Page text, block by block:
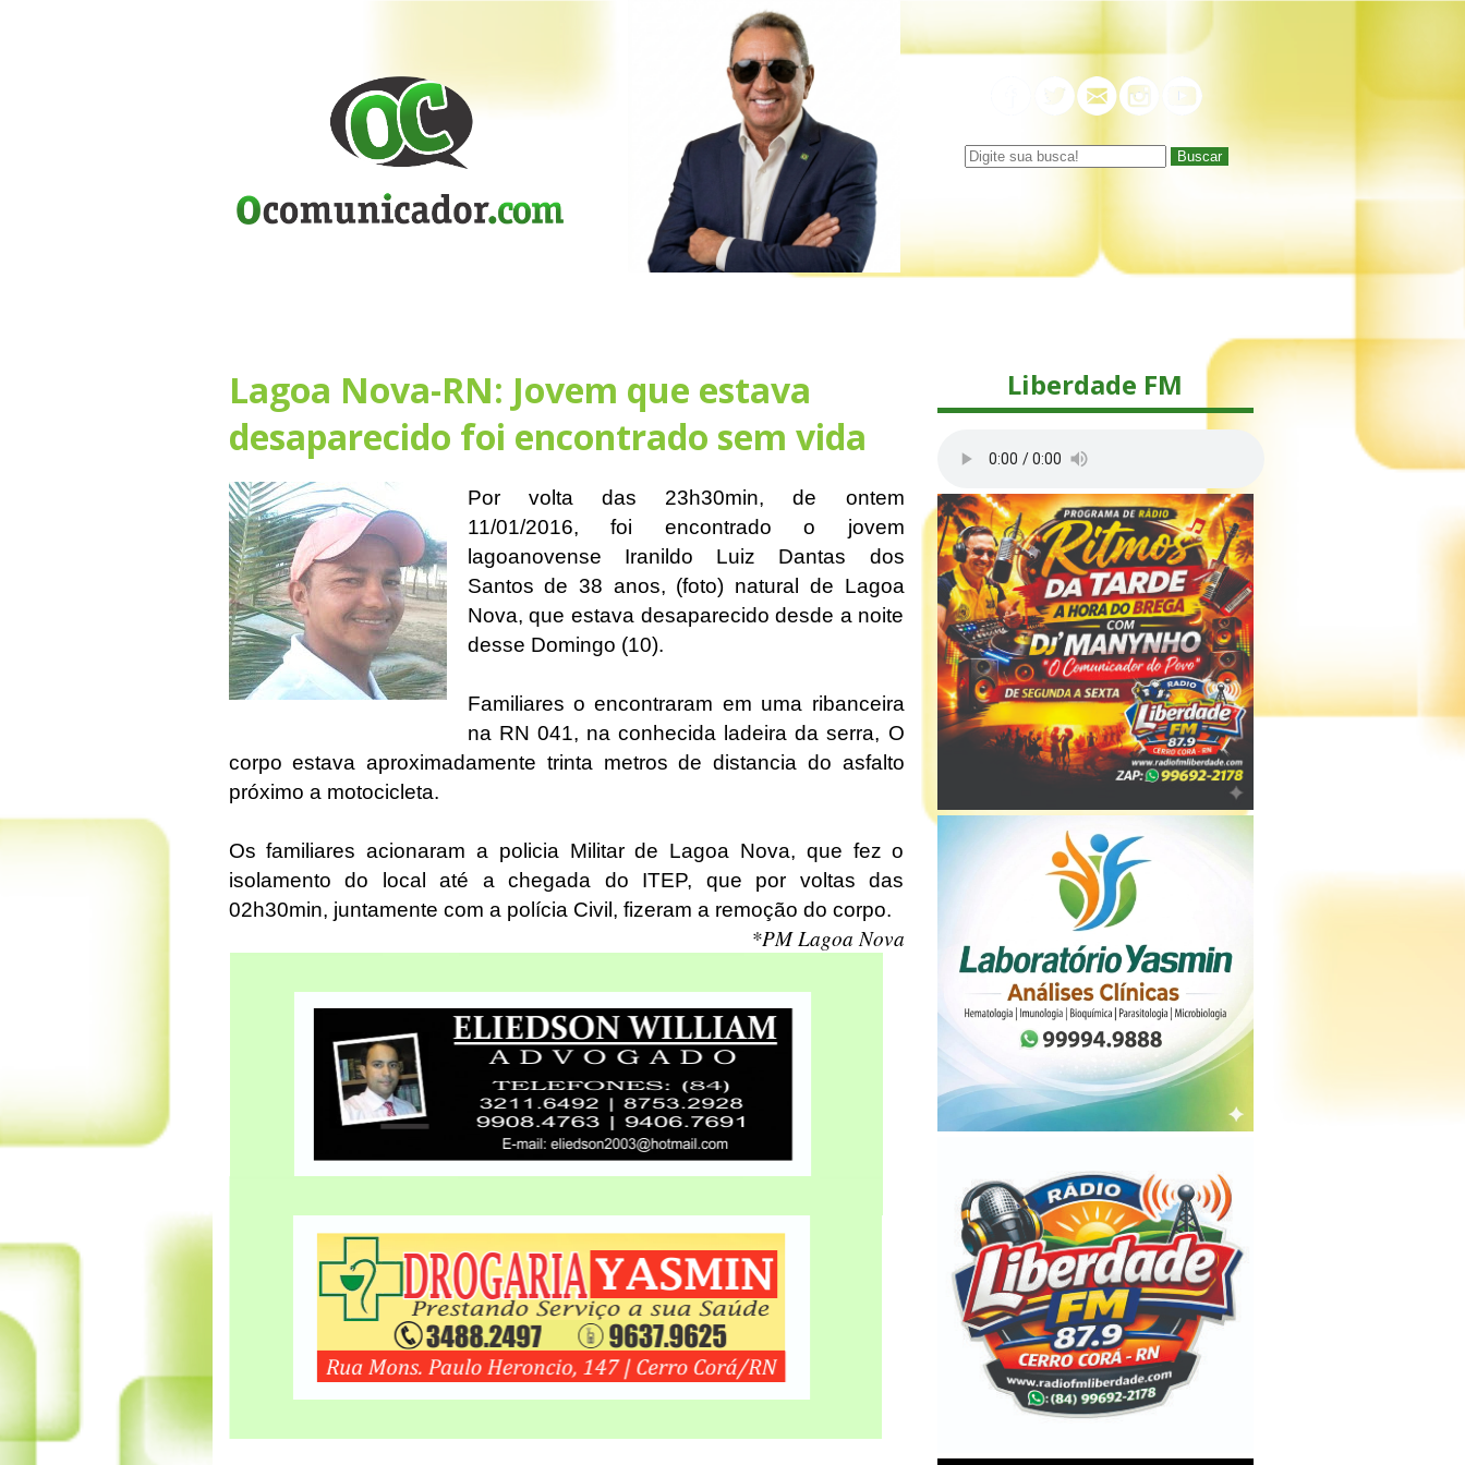
Buscar
Lagoa Nova-RN: Jovem que estava
desaparecido foi encontrado sem vida
Por volta das 23h30min, de ontem
11/01/2016, foi encontrado o jovem
lagoanovense Iranildo Luiz Dantas dos
Santos de 38 anos, (foto) natural de Lagoa
Nova, que estava desaparecido desde a noite
desse Domingo (10).
Familiares o encontraram em uma ribanceira
na RN 041, na conhecida ladeira da serra, O
corpo estava aproximadamente trinta metros de distancia do asfalto
próximo a motocicleta.
Os familiares acionaram a policia Militar de Lagoa Nova, que fez o
isolamento do local até a chegada do ITEP, que por voltas das
02h30min, juntamente com a polícia Civil, fizeram a remoção do corpo.
*PM Lagoa Nova
Liberdade FM